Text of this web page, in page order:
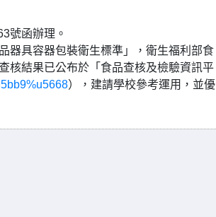
號函辦理。
器具容器包裝衛生標準」，衛生福利部食
核結果已公布於「食品查核及檢驗資訊平
），建請學校參考運用，並優